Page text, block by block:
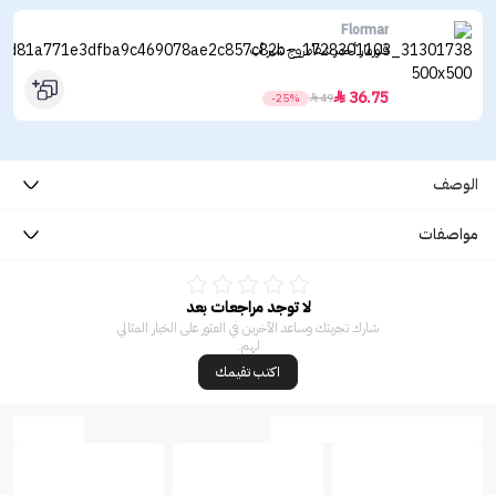
Flormar
فلورمار أحمر شفاه روج شير أب
36.75

49

-25%
الوصف
مواصفات
لا توجد مراجعات بعد
شارك تجربتك وساعد الآخرين في العثور على الخيار المثالي
لهم.
اكتب تقيمك